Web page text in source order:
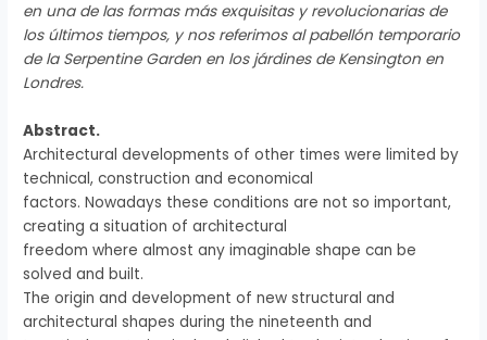
en una de las formas más exquisitas y revolucionarias de
los últimos tiempos, y nos referimos al pabellón temporario
de la Serpentine Garden en los járdines de Kensington en
Londres.
Abstract.
Architectural developments of other times were limited by
technical, construction and economical
factors. Nowadays these conditions are not so important,
creating a situation of architectural
freedom where almost any imaginable shape can be
solved and built.
The origin and development of new structural and
architectural shapes during the nineteenth and